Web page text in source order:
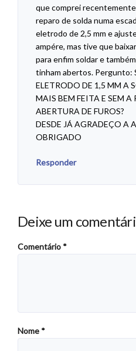
que comprei
reparo de solda numa
eletrodo de 2,5 mm e
ampére, mas tive que
para enfim soldar e
tinham abertos. Pergunto:
ELETRODO DE 1,5 MM A
MAIS BEM FEITA E SEM A
ABERTURA DE FUROS?
DESDE JÁ AGRADEÇO A
OBRIGADO
Responder
Deixe um
Comentário *
Nome *